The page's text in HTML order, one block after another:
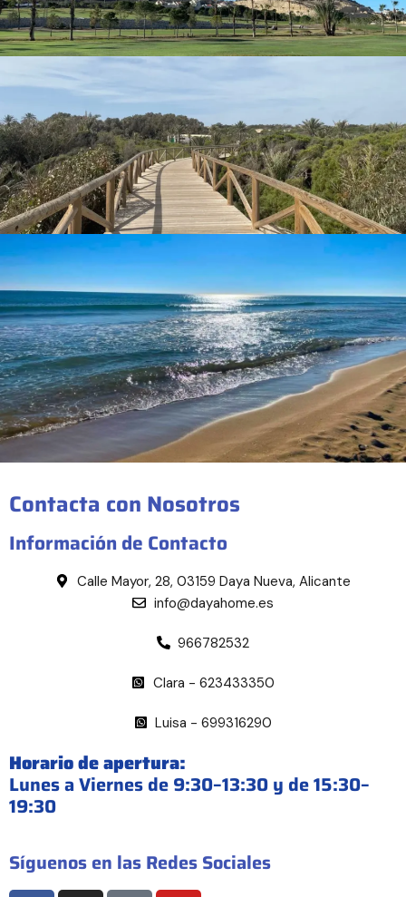
Contacta con Nosotros
Información de Contacto
Calle Mayor, 28, 03159 Daya Nueva, Alicante
info@dayahome.es
966782532
Clara - 623433350
Luisa - 699316290
Horario de apertura:
Lunes a Viernes de 9:30–13:30 y de 15:30–
19:30
Síguenos en las Redes Sociales